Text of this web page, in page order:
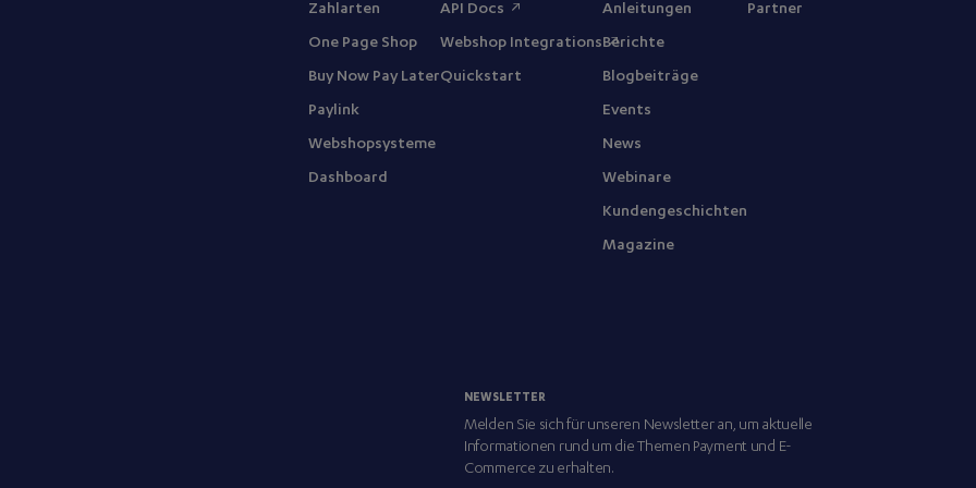
Zahlarten
One Page Shop
Buy Now Pay Later
Paylink
Webshopsysteme
Dashboard
API Docs
Webshop Integrations
Quickstart
Anleitungen
Berichte
Blogbeiträge
Events
News
Webinare
Kundengeschichten
Magazine
Partner
NEWSLETTER
Melden Sie sich für unseren Newsletter an, um aktuelle
Informationen rund um die Themen Payment und E-
Commerce zu erhalten.